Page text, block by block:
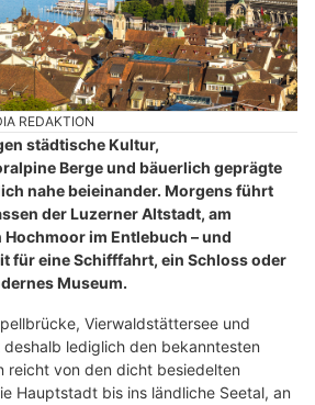
REDAKTION
städtische Kultur,
Berge und bäuerlich geprägte
nahe beieinander. Morgens führt
der Luzerner Altstadt, am
im Entlebuch – und
für eine Schifffahrt, ein Schloss oder
Museum.
Vierwaldstättersee und
lediglich den bekanntesten
reicht von den dicht besiedelten
Hauptstadt bis ins ländliche Seetal, an